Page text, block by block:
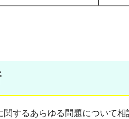
するあらゆる問題について相